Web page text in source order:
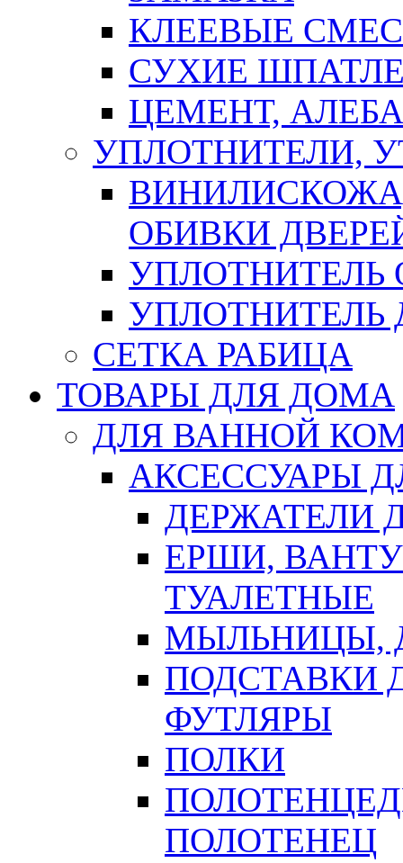
КЛЕЕВЫЕ
СУХИЕ
ЦЕМЕНТ,
УПЛОТНИТЕЛИ,
ОБИВКИ
УПЛОТНИТЕЛЬ
СЕТКА РАБИЦА
ТОВАРЫ ДЛЯ ДОМА
ДЛЯ ВАННОЙ
АКСЕССУАРЫ
ДЕРЖАТЕЛИ
ЕРШИ,
ТУАЛЕТНЫЕ
МЫЛЬНИЦЫ,
ПОДСТАВКИ
ФУТЛЯРЫ
ПОЛКИ
ПОЛОТЕНЕЦ